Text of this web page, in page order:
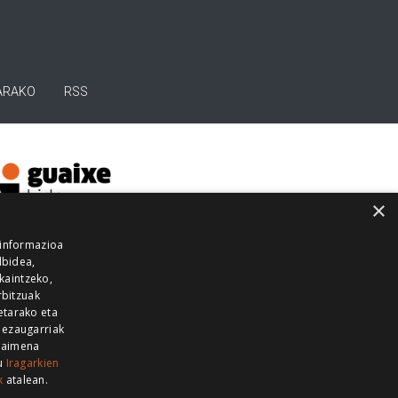
RSS
GUKA
×
eta
Iragarkien
atalean.